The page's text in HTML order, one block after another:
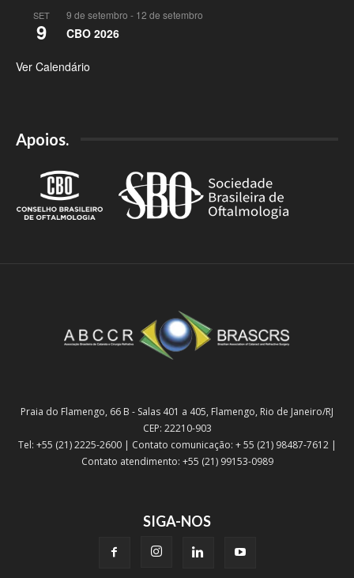
SET
9
9 de setembro - 12 de setembro
CBO 2026
Ver Calendário
Apoios.
Praia do Flamengo, 66 B - Salas 401 a 405, Flamengo, Rio de Janeiro/RJ
CEP: 22210-903
Tel: +55 (21) 2225-2600 | Contato comunicação: + 55 (21) 98487-7612 |
Contato atendimento: +55 (21) 99153-0989
SIGA-NOS